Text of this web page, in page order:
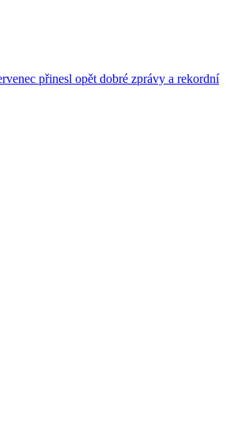
přinesl opět dobré zprávy a rekordní